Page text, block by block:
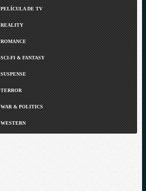
PELÍCULA DE TV
REALITY
ROMANCE
SCI-FI & FANTASY
SUSPENSE
TERROR
WAR & POLITICS
WESTERN